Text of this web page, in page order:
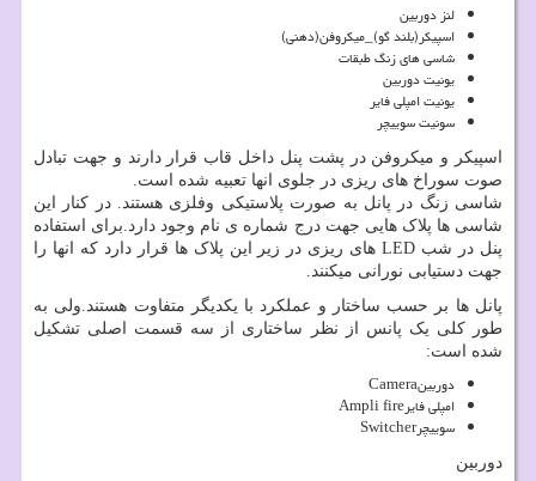
لنز دوربین
اسپیکر(بلند گو)_میکروفن(دهنی)
شاسی های زنگ طبقات
یونیت دوربین
یونیت امپلی فایر
سونیت سوییچر
اسپیکر و میکروفن در پشت پنل داخل قاب قرار دارند و جهت تبادل
صوت سوراخ های ریزی در جلوی انها تعبیه شده است.
شاسی زنگ در پانل به صورت پلاستیکی وفلزی هستند. در کنار این
شاسی ها پلاک هایی جهت درج شماره ی نام وجود دارد.برای استفاده
پنل در شب LED های ریزی در زیر این پلاک ها قرار دارد که انها را
جهت دستیابی نورانی میکنند.
پانل ها بر حسب ساختار و عملکرد با یکدیگر متفاوت هستند.ولی به
طور کلی یک پانس از نظر ساختاری از سه قسمت اصلی تشکیل
شده است:
دوربینCamera
امپلی فایرAmpli fire
سوییچرSwitcher
دوربین